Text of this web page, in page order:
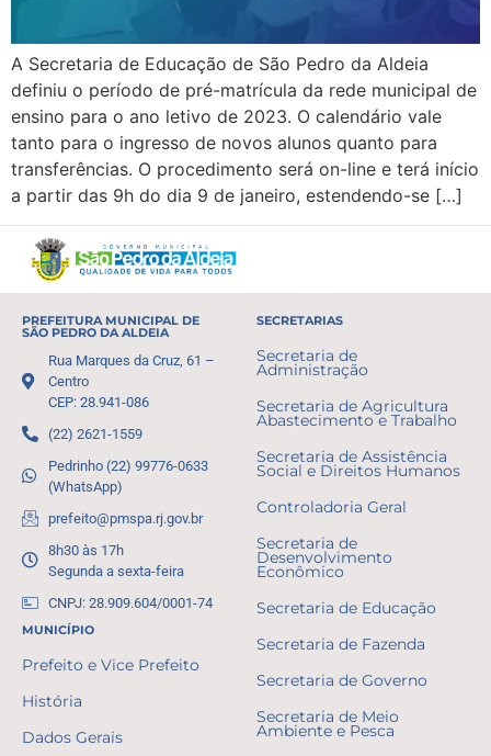
A Secretaria de Educação de São Pedro da Aldeia
definiu o período de pré-matrícula da rede municipal de
ensino para o ano letivo de 2023. O calendário vale
tanto para o ingresso de novos alunos quanto para
transferências. O procedimento será on-line e terá início
a partir das 9h do dia 9 de janeiro, estendendo-se […]
PREFEITURA MUNICIPAL DE
SÃO PEDRO DA ALDEIA
Rua Marques da Cruz, 61 –
Centro
CEP: 28.941-086
(22) 2621-1559
Pedrinho (22) 99776-0633
(WhatsApp)
prefeito@pmspa.rj.gov.br
8h30 às 17h
Segunda a sexta-feira
CNPJ: 28.909.604/0001-74
MUNICÍPIO
Prefeito e Vice Prefeito
História
Dados Gerais
SECRETARIAS
Secretaria de
Administração
Secretaria de Agricultura
Abastecimento e Trabalho
Secretaria de Assistência
Social e Direitos Humanos
Controladoria Geral
Secretaria de
Desenvolvimento
Econômico
Secretaria de Educação
Secretaria de Fazenda
Secretaria de Governo
Secretaria de Meio
Ambiente e Pesca